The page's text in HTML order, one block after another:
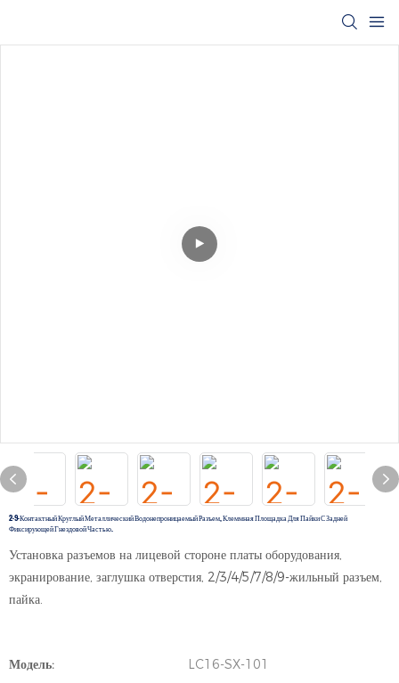
2-9-Контактный Круглый Металлический Водонепроницаемый Разъем, Клеммная Площадка Для Пайки С Задней
Фиксирующей Гнездовой Частью.
Установка разъемов на лицевой стороне платы оборудования,
экранирование, заглушка отверстия, 2/3/4/5/7/8/9-жильный разъем,
пайка.
Модель:
LC16-SX-101